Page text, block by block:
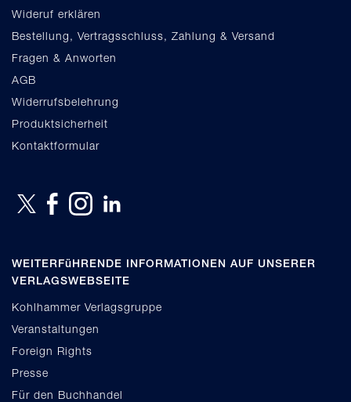
Wideruf erklären
Bestellung, Vertragsschluss, Zahlung & Versand
Fragen & Anworten
AGB
Widerrufsbelehrung
Produktsicherheit
Kontaktformular
WEITERFüHRENDE INFORMATIONEN AUF UNSERER
VERLAGSWEBSEITE
Kohlhammer Verlagsgruppe
Veranstaltungen
Foreign Rights
Presse
Für den Buchhandel